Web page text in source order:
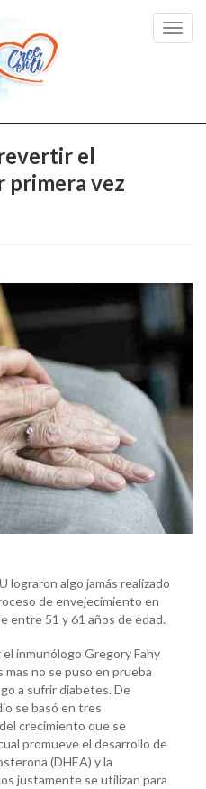
el
primera vez
lograron algo jamás realizado
de envejecimiento en
entre 51 y 61 años de edad.
inmunólogo Gregory Fahy
no se puso en prueba
a sufrir diabetes. De
se basó en tres
crecimiento que se
promueve el desarrollo de
(DHEA) y la
justamente se utilizan para